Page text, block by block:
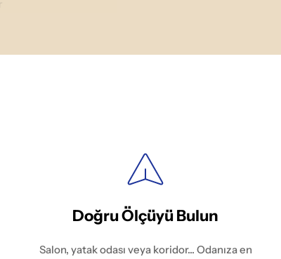
Doğru Ölçüyü Bulun
Salon, yatak odası veya koridor... Odanıza en